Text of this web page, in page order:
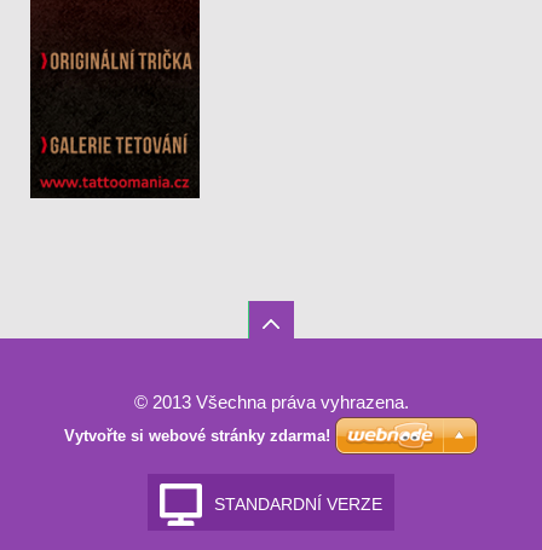
© 2013 Všechna práva vyhrazena.
Vytvořte si webové stránky zdarma!
STANDARDNÍ VERZE